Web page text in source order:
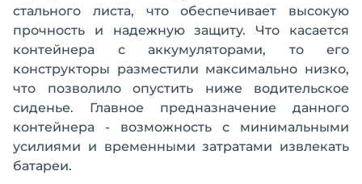
стального листа, что обеспечивает высокую
прочность и надежную защиту. Что касается
контейнера с аккумуляторами, то его
конструкторы разместили максимально низко,
что позволило опустить ниже водительское
сиденье. Главное предназначение данного
контейнера - возможность с минимальными
усилиями и временными затратами извлекать
батареи.